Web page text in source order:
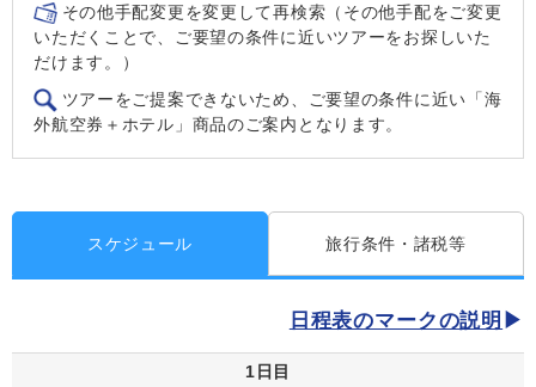
その他手配変更を変更して再検索（その他手配をご変更
いただくことで、ご要望の条件に近いツアーをお探しいた
だけます。）
ツアーをご提案できないため、ご要望の条件に近い「海
外航空券＋ホテル」商品のご案内となります。
スケジュール 旅行条件・諸税等
日程表のマークの説明
1日目